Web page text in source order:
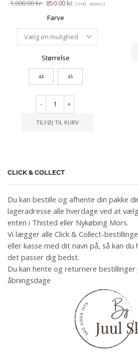
1,000.00kr. 850.00kr. (inkl. moms)
Farve
Størrelse
44 45
- +
TILFØJ TIL KURV
CLICK & COLLECT
Du kan bestille og afhente din pakke
lageradresse alle hverdage ved at
enten i Thisted eller Nykøbing Mors.
Vi lægger alle Click & Collect-
eller kasse med dit navn på, så kan
det passer dig bedst.
Du kan hente og returnere bestillinger
åbningsdage